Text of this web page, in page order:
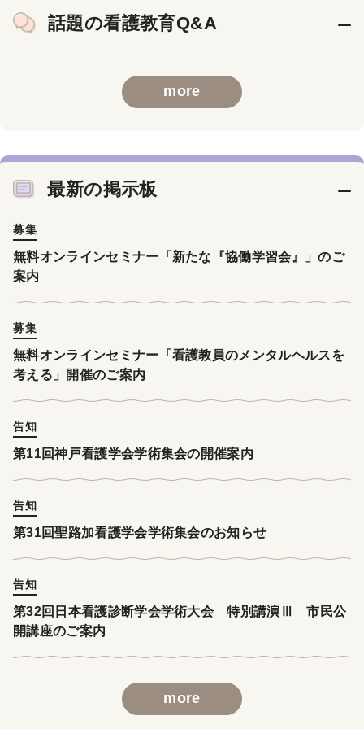
話題の看護教育Q&A
more
最新の掲示板
募集
無料オンラインセミナー「新たな『協働学習会』」のご
案内
募集
無料オンラインセミナー「看護教員のメンタルヘルスを
考える」開催のご案内
告知
第11回神戸看護学会学術集会の開催案内
告知
第31回聖路加看護学会学術集会のお知らせ
告知
第32回日本看護診断学会学術大会 特別講演Ⅲ 市民公
開講座のご案内
more